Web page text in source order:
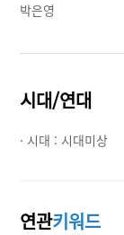
박은영
시대/연대
· 시대 : 시대미상
연관키워드